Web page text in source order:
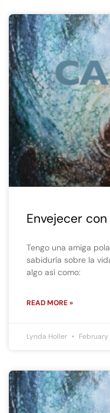
Envejecer
Tengo una amiga
sabiduría sobre la
algo así como:
READ MORE »
Lynda Holler February